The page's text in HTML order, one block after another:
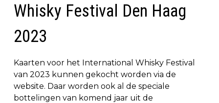
Whisky Festival Den Haag
2023
Kaarten voor het International Whisky Festival
van 2023 kunnen gekocht worden via de
website. Daar worden ook al de speciale
bottelingen van komend jaar uit de